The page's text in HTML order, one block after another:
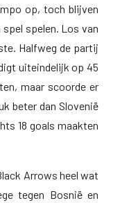
op, toch blijven
spelen. Los van
Halfweg de partij
uiteindelijk op 45
maar scoorde er
beter dan Slovenië
18 goals maakten
Arrows heel wat
tegen Bosnië en